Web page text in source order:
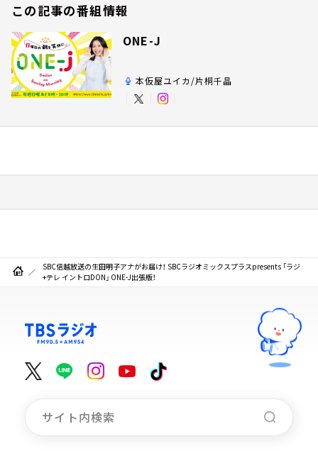
この記事の番組情報
ONE-J
本仮屋ユイカ/片桐千晶
SBC信越放送の生田明子アナがお届け！ SBCラジオミックスプラスpresents 「ラジ
+テレ イントロDON」 ONE-J出張版！